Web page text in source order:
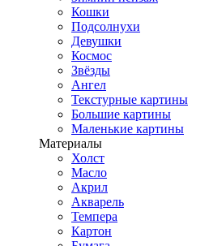
Кошки
Подсолнухи
Девушки
Космос
Звёзды
Ангел
Текстурные картины
Большие картины
Маленькие картины
Материалы
Холст
Масло
Акрил
Акварель
Темпера
Картон